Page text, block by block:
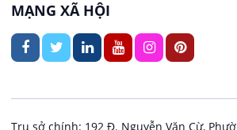
Lễ tân
May mặc
Việc làm tại Thuận Hưng
Việc làm tại Vị Thủy
MẠNG XÃ HỘI
Trụ sở chính: 192 Đ. Nguyễn Văn Cừ,